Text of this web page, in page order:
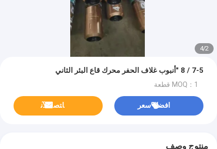
2
/
4
7-5 / 8 "أنبوب غلاف الحفر محرك قاع البئر الثاني
MOQ：1 قطعة
افضل سعر ﺎﺘﺼﻟ ﺍﻶﻧ
منتوج وصف